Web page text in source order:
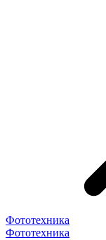
Фототехника
Фототехника